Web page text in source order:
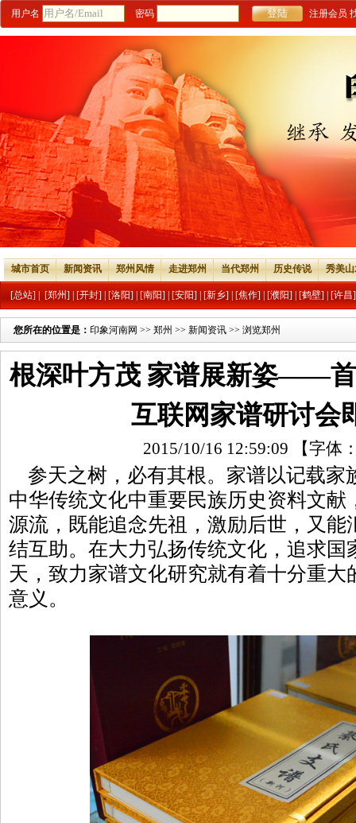
用户名 密码 注册会员
城市首页 新闻资讯 郑州风情 走进郑州 当代郑州 历史传说 秀美
[总站] [郑州] [开封] [洛阳] [南阳] [安阳] [新乡] [焦作] [濮阳] [鹤壁] [许昌]
您所在的位置是： 印象河南网 >> 郑州 >> 新闻资讯 >> 浏览郑州
根深叶方茂 家谱展新姿——
互联网家谱研讨会
2015/10/16 12:59:09 【字体
参天之树，必有其根。家谱以记载家
中华传统文化中重要民族历史资料文献
源流，既能追念先祖，激励后世，又能
结互助。在大力弘扬传统文化，追求国
天，致力家谱文化研究就有着十分重
意义。